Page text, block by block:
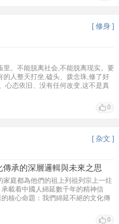
[ 修身 ]
。不能脱离社会,不能脱离现实。要
人整天打坐,磕头、拨念珠,修了好
心态依旧、没有任何改变,这不是真
0
[ 杂文 ]
傳承的深層邏輯與未來之思
庭都為他們的祖上列祖列宗上一炷
載着中國人綿延數千年的精神信
核心命題：我們綿延不絕的文化傳
0